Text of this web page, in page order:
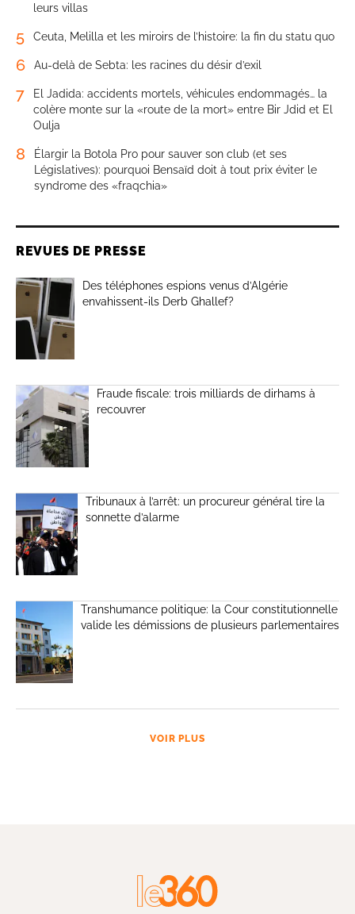
leurs villas
5 Ceuta, Melilla et les miroirs de l’histoire: la fin du statu quo
6 Au-delà de Sebta: les racines du désir d’exil
7
El Jadida: accidents mortels, véhicules endommagés… la
colère monte sur la «route de la mort» entre Bir Jdid et El
Oulja
8
Élargir la Botola Pro pour sauver son club (et ses
Législatives): pourquoi Bensaïd doit à tout prix éviter le
syndrome des «fraqchia»
REVUES DE PRESSE
Des téléphones espions venus d’Algérie
envahissent-ils Derb Ghallef?
Fraude fiscale: trois milliards de dirhams à
recouvrer
Tribunaux à l’arrêt: un procureur général tire la
sonnette d’alarme
Transhumance politique: la Cour constitutionnelle
valide les démissions de plusieurs parlementaires
VOIR PLUS